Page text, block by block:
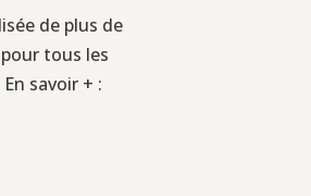
de plus de
tous les
savoir + :